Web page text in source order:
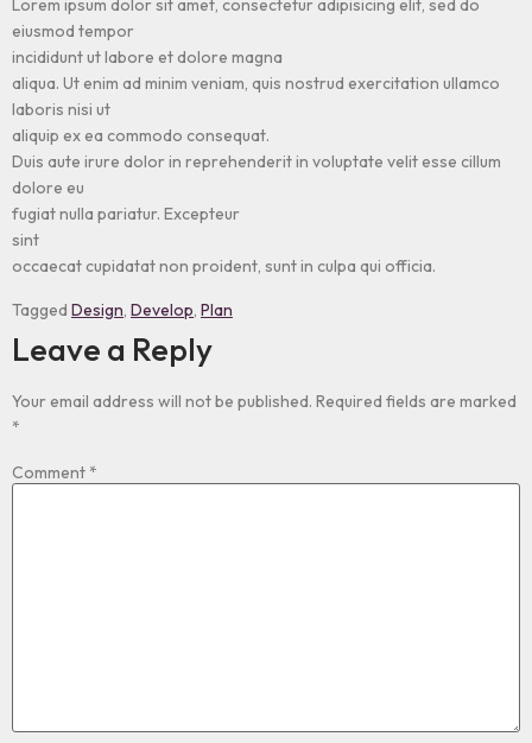
Lorem ipsum dolor sit amet, consectetur adipisicing elit, sed do
eiusmod tempor
incididunt ut labore et dolore magna
aliqua. Ut enim ad minim veniam, quis nostrud exercitation ullamco
laboris nisi ut
aliquip ex ea commodo consequat.
Duis aute irure dolor in reprehenderit in voluptate velit esse cillum
dolore eu
fugiat nulla pariatur. Excepteur
sint
occaecat cupidatat non proident, sunt in culpa qui officia.
Tagged Design, Develop, Plan
Leave a Reply
Your email address will not be published. Required fields are marked
*
Comment *